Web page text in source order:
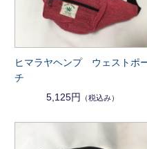
ヒマラヤヘンプ ウェストポ
チ
5,125円
（税込み）